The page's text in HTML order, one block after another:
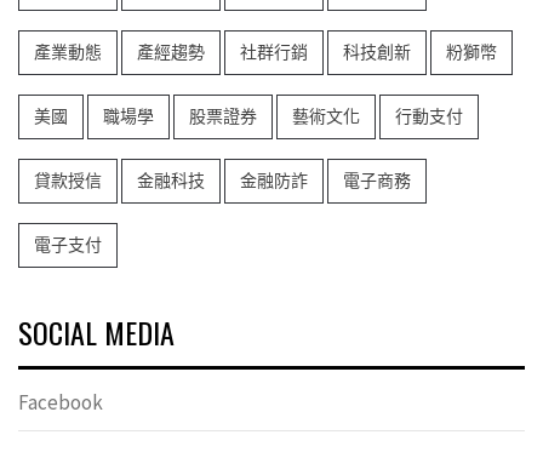
產業動態 產經趨勢 社群行銷 科技創新 粉獅幣
美國 職場學 股票證券 藝術文化 行動支付
貸款授信 金融科技 金融防詐 電子商務
電子支付
SOCIAL MEDIA
Facebook